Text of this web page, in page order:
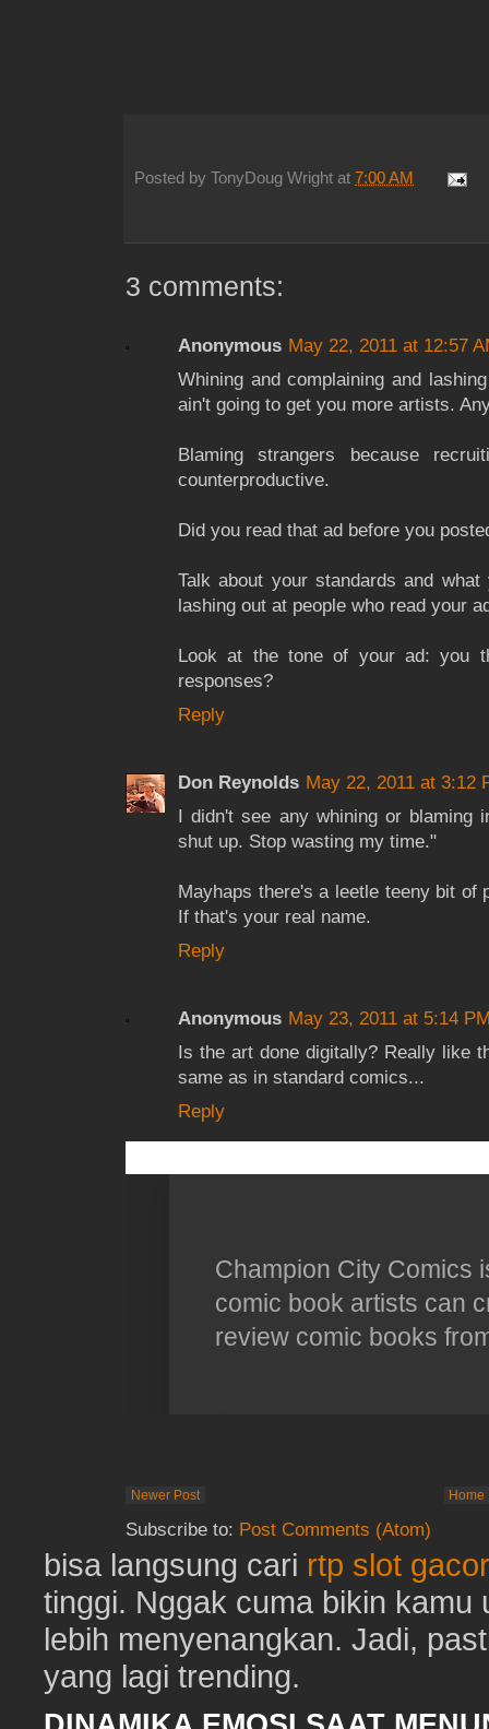
Posted by TonyDoug Wright at 7:00 AM
3 comments:
Anonymous May 22, 2011 at 12:57
Whining and complaining and
ain't going to get you more artists.
Blaming strangers because
counterproductive.
Did you read that ad before you
Talk about your standards and
lashing out at people who read your
Look at the tone of your ad: you
responses?
Reply
Don Reynolds May 22, 2011 at 3:12
I didn't see any whining or
shut up. Stop wasting my time."
Mayhaps there's a leetle teeny bit of
If that's your real name.
Reply
Anonymous May 23, 2011 at 5:14
Is the art done digitally? Really like
same as in standard comics...
Reply
Newer Post Home
Subscribe to: Post Comments (Atom)
bisa langsung cari rtp slot gacor
tinggi. Nggak cuma bikin kamu
lebih menyenangkan. Jadi,
yang lagi trending.